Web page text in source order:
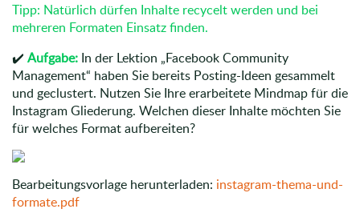
Tipp: Natürlich dürfen Inhalte recycelt werden und bei
mehreren Formaten Einsatz finden.
✔️ Aufgabe: In der Lektion „Facebook Community
Management“ haben Sie bereits Posting-Ideen gesammelt
und geclustert. Nutzen Sie Ihre erarbeitete Mindmap für die
Instagram Gliederung. Welchen dieser Inhalte möchten Sie
für welches Format aufbereiten?
Bearbeitungsvorlage herunterladen: instagram-thema-und-
formate.pdf